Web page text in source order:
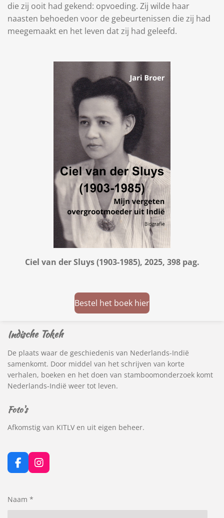
die zij ooit had gekend: opvoeding. Zij wilde haar
naasten behoeden voor de gebeurtenissen die zij had
meegemaakt en het leven dat zij had geleefd.
Ciel van der Sluys (1903-1985), 2025, 398 pag.
Bestel het boek hier
Indische Tokeh
De plaats waar de geschiedenis van Nederlands-Indië
samenkomt. Door middel van het schrijven van korte
verhalen, boeken en het doen van stamboomonderzoek komt
Nederlands-Indië weer tot leven.
Foto's
Afkomstig van KITLV en uit eigen beheer.
F
a
b
I
n
Naam *